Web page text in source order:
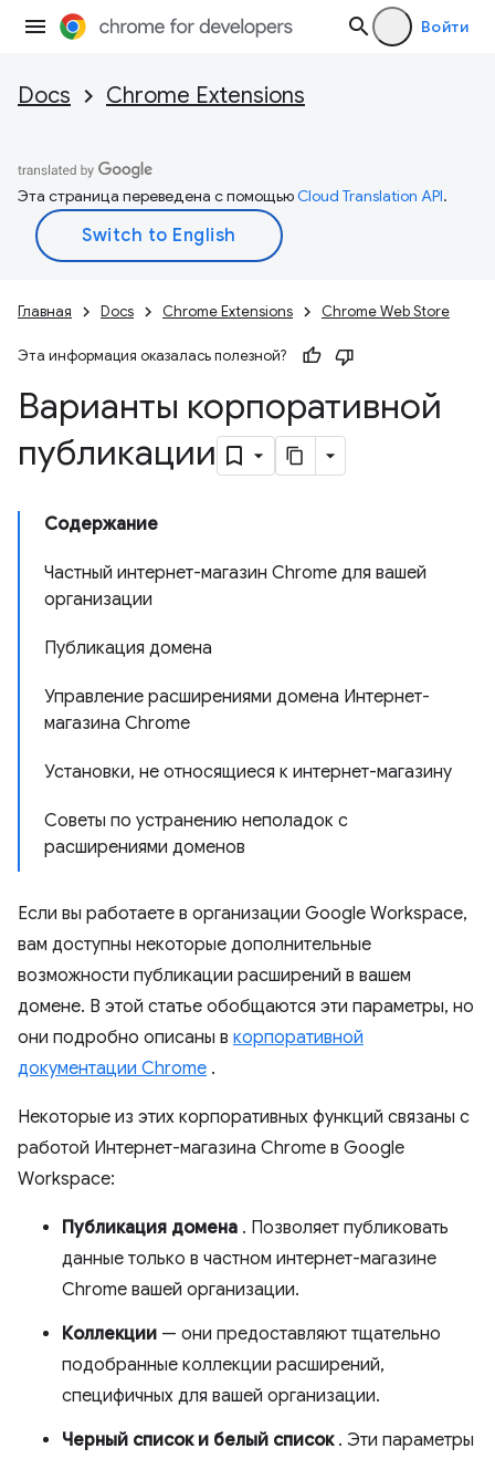
Войти
Docs Chrome Extensions
Эта страница переведена с помощьюCloud Translation API.
Главная Docs Chrome Extensions Chrome Web Store
Эта информация оказалась полезной?
Варианты корпоративной
публикации
Содержание
Частный интернет-магазин Chrome для вашей
организации
Публикация домена
Управление расширениями домена Интернет-
магазина Chrome
Установки, не относящиеся к интернет-магазину
Советы по устранению неполадок с
расширениями доменов
Если вы работаете в организации Google Workspace,
вам доступны некоторые дополнительные
возможности публикации расширений в вашем
домене. В этой статье обобщаются эти параметры, но
они подробно описаны в корпоративной
документации Chrome .
Некоторые из этих корпоративных функций связаны с
работой Интернет-магазина Chrome в Google
Workspace:
Публикация домена . Позволяет публиковать
данные только в частном интернет-магазине
Chrome вашей организации.
Коллекции — они предоставляют тщательно
подобранные коллекции расширений,
специфичных для вашей организации.
Черный список и белый список. Эти параметры